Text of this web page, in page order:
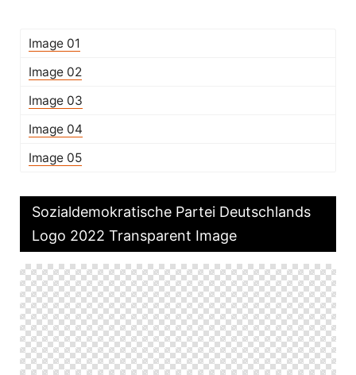
Image 01
Image 02
Image 03
Image 04
Image 05
Sozialdemokratische Partei Deutschlands
Logo 2022 Transparent Image